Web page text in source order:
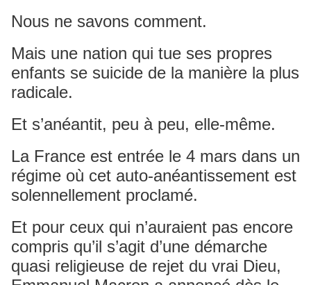
Nous ne savons comment.
Mais une nation qui tue ses propres
enfants se suicide de la manière la plus
radicale.
Et s’anéantit, peu à peu, elle-même.
La France est entrée le 4 mars dans un
régime où cet auto-anéantissement est
solennellement proclamé.
Et pour ceux qui n’auraient pas encore
compris qu’il s’agit d’une démarche
quasi religieuse de rejet du vrai Dieu,